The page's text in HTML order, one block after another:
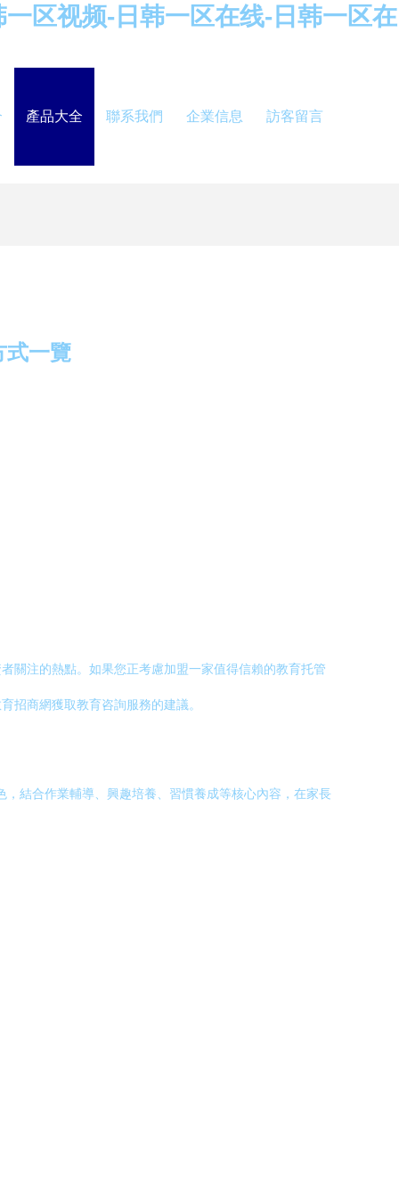
区视频-日韩一区在线-日韩一区在
產品大全 聯系我們 企業信息 訪客留言
式一覽
關注的熱點。如果您正考慮加盟一家值得信賴的教育托管
招商網獲取教育咨詢服務的建議。
，結合作業輔導、興趣培養、習慣養成等核心內容，在家長